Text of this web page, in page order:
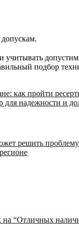
подбор
как пройти
надежности и
решить
на “Отличных